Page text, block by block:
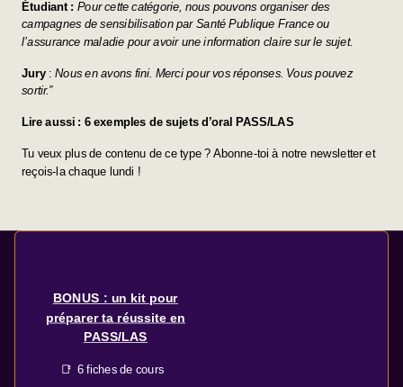
Étudiant : Pour cette catégorie, nous pouvons organiser des
campagnes de sensibilisation par Santé Publique France ou
l’assurance maladie pour avoir une information claire sur le sujet.
Jury : Nous en avons fini. Merci pour vos réponses. Vous pouvez
sortir.”
Lire aussi : 6 exemples de sujets d’oral PASS/LAS
Tu veux plus de contenu de ce type ? Abonne-toi à notre newsletter et
reçois-la chaque lundi !
BONUS : un kit pour
préparer ta réussite en
PASS/LAS
📑 6 fiches de cours